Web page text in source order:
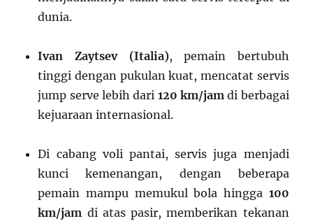
dunia.
Ivan Zaytsev (Italia), pemain bertubuh
tinggi dengan pukulan kuat, mencatat servis
jump serve lebih dari 120 km/jamdi berbagai
kejuaraan internasional.
Di cabang voli pantai, servis juga menjadi
kunci kemenangan, dengan beberapa
pemain mampu memukul bola hingga 100
km/jam di atas pasir, memberikan tekanan